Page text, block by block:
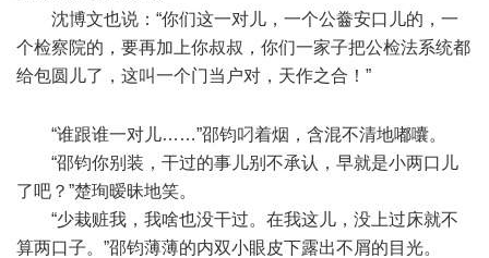
沈博文也说：“你们这一对儿，一个公齤安口儿的，一
个检察院的，要再加上你叔叔，你们一家子把公检法系统都
给包圆儿了，这叫一个门当户对，天作之合！”
“谁跟谁一对儿……”邵钧叼着烟，含混不清地嘟囔。
“邵钧你别装，干过的事儿别不承认，早就是小两口儿
了吧？”楚珣暧昧地笑。
“少栽赃我，我啥也没干过。在我这儿，没上过床就不
算两口子。”邵钧薄薄的内双小眼皮下露出不屑的目光。